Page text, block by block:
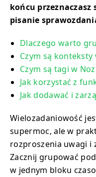
końcu przeznaczasz
pisanie
Dlaczego warto
Czym są
Czym są tagi w
Jak korzystać z
Jak dodawać i
Wielozadaniowość
supermoc, ale w
rozproszenia uwagi i
Zacznij grupować
w jednym bloku